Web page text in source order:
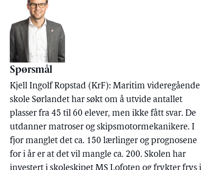
Spørsmål
Kjell Ingolf Ropstad (KrF): Maritim videregående
skole Sørlandet har søkt om å utvide antallet
plasser fra 45 til 60 elever, men ikke fått svar. De
utdanner matroser og skipsmotormekanikere. I
fjor manglet det ca. 150 lærlinger og prognosene
for i år er at det vil mangle ca. 200. Skolen har